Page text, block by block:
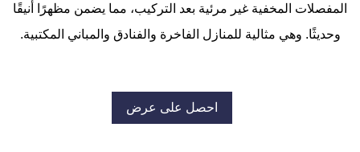
المفصلات المخفية غير مرئية بعد التركيب، مما يضمن مظهرًا أنيقًا
وحديثًا. وهي مثالية للمنازل الفاخرة والفنادق والمباني المكتبية.
احصل على عرض